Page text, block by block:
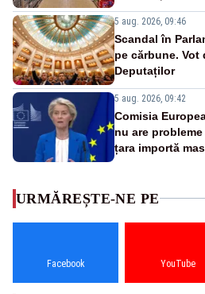
5 aug. 2026, 09:46
Scandal în
pe cărbune. Vot
Deputaților
5 aug. 2026, 09:42
Comisia
nu are
țara importă
URMĂREȘTE-NE PE
Facebook YouTube